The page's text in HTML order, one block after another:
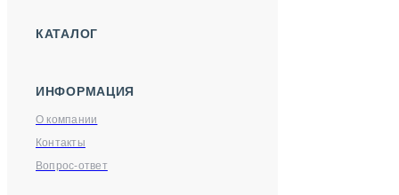
КАТАЛОГ
ИНФОРМАЦИЯ
О компании
Контакты
Вопрос-ответ